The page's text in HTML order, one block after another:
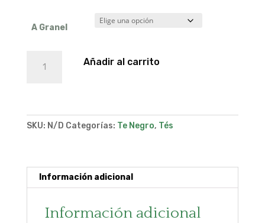
precios:
desde
hasta
9,00 €
A Granel
Embrujo
Añadir al carrito
SKU: N/D Categorías: Te Negro, Tés
Información adicional
Información adicional